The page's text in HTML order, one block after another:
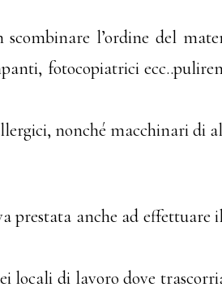
l’ordine del
fotocopiatrici
nonché macchinari di
prestata anche ad effettuare
locali di lavoro dove